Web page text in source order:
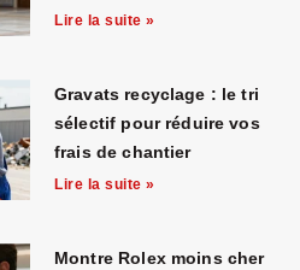
Lire la suite »
Gravats recyclage : le tri
sélectif pour réduire vos
frais de chantier
Lire la suite »
Montre Rolex moins cher